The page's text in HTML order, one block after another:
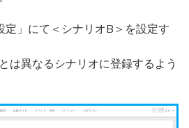
定」にて＜シナリオB＞を設定す
は異なるシナリオに登録するよう